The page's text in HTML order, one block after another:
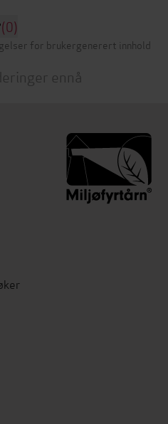
(0)
for brukergenerert innhold
ennå